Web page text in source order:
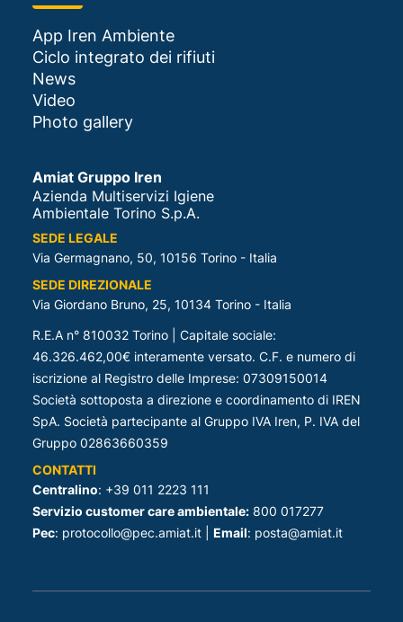
Amiat Gruppo Iren
Azienda Multiservizi Igiene
Ambientale Torino S.p.A.
SEDE LEGALE
Via Germagnano, 50, 10156 Torino - Italia
SEDE DIREZIONALE
Via Giordano Bruno, 25, 10134 Torino - Italia
R.E.A n° 810032 Torino | Capitale sociale:
46.326.462,00€ interamente versato. C.F. e numero di
iscrizione al Registro delle Imprese: 07309150014
Società sottoposta a direzione e coordinamento di IREN
SpA. Società partecipante al Gruppo IVA Iren, P. IVA del
Gruppo 02863660359
CONTATTI
Centralino: +39 011 2223 111
Servizio customer care ambientale: 800 017277
Pec: protocollo@pec.amiat.it | Email: posta@amiat.it
App Iren Ambiente
Ciclo integrato dei rifiuti
News
Video
Photo gallery